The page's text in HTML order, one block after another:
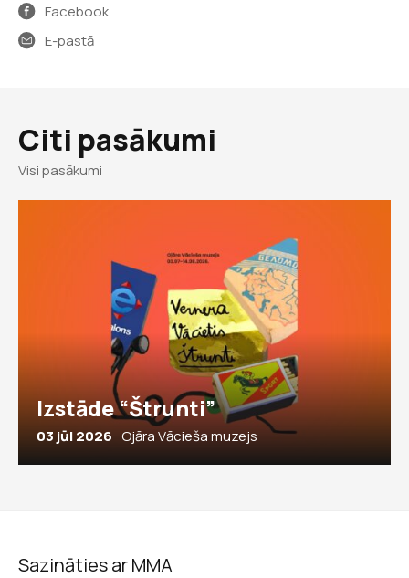
Facebook
E-pastā
Citi pasākumi
Visi pasākumi
Izstāde “Štrunti”
03 jūl 2026 Ojāra Vācieša muzejs
Sazināties ar MMA